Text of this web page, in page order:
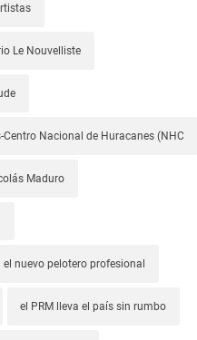
Le Nouvelliste
Nacional de Huracanes (NHC
Maduro
el nuevo pelotero profesional
el PRM lleva el país sin rumbo